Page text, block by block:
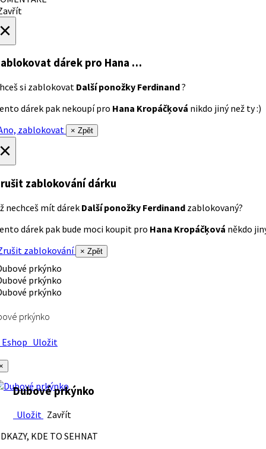
dárek pro Hana …
si zablokovat Další ponožky Ferdinand?
dárek pak nekoupí pro Hana Kropáčķová nikdo jiný než ty :)
zablokovat
× Zpět
zablokování dárku
nechceš mít dárek Další ponožky Ferdinand zablokovaný?
dárek pak bude moci koupit pro Hana Kropáčķová někdo
zablokování
× Zpět
prkýnko
Uložit
Dubové prkýnko
Uložit Zavřít
KDE TO SEHNAT